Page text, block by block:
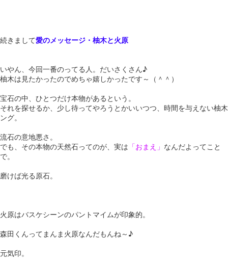
続きまして愛のメッセージ・柚木と火原
いやん、今回一番のってる人。だいさくさん♪
柚木は見たかったのでめちゃ嬉しかったです～（＾＾）
宝石の中、ひとつだけ本物があるという。
それを探せるか、少し待ってやろうとかいいつつ、時間を与えない柚木
ング。
流石の意地悪さ。
でも、その本物の天然石ってのが、実は 「おまえ」 なんだよってこと
で。
磨けば光る原石。
火原はバスケシーンのパントマイムが印象的。
森田くんってまんま火原なんだもんね～♪
元気印。